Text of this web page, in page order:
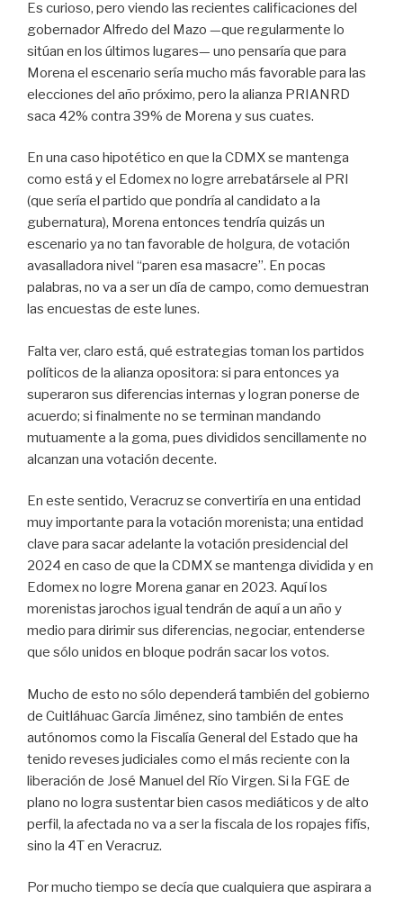
Es curioso, pero viendo las recientes calificaciones del
gobernador Alfredo del Mazo —que regularmente lo
sitúan en los últimos lugares— uno pensaría que para
Morena el escenario sería mucho más favorable para las
elecciones del año próximo, pero la alianza PRIANRD
saca 42% contra 39% de Morena y sus cuates.
En una caso hipotético en que la CDMX se mantenga
como está y el Edomex no logre arrebatársele al PRI
(que sería el partido que pondría al candidato a la
gubernatura), Morena entonces tendría quizás un
escenario ya no tan favorable de holgura, de votación
avasalladora nivel “paren esa masacre”. En pocas
palabras, no va a ser un día de campo, como demuestran
las encuestas de este lunes.
Falta ver, claro está, qué estrategias toman los partidos
políticos de la alianza opositora: si para entonces ya
superaron sus diferencias internas y logran ponerse de
acuerdo; si finalmente no se terminan mandando
mutuamente a la goma, pues divididos sencillamente no
alcanzan una votación decente.
En este sentido, Veracruz se convertiría en una entidad
muy importante para la votación morenista; una entidad
clave para sacar adelante la votación presidencial del
2024 en caso de que la CDMX se mantenga dividida y en
Edomex no logre Morena ganar en 2023. Aquí los
morenistas jarochos igual tendrán de aquí a un año y
medio para dirimir sus diferencias, negociar, entenderse
que sólo unidos en bloque podrán sacar los votos.
Mucho de esto no sólo dependerá también del gobierno
de Cuitláhuac García Jiménez, sino también de entes
autónomos como la Fiscalía General del Estado que ha
tenido reveses judiciales como el más reciente con la
liberación de José Manuel del Río Virgen. Si la FGE de
plano no logra sustentar bien casos mediáticos y de alto
perfil, la afectada no va a ser la fiscala de los ropajes fifís,
sino la 4T en Veracruz.
Por mucho tiempo se decía que cualquiera que aspirara a